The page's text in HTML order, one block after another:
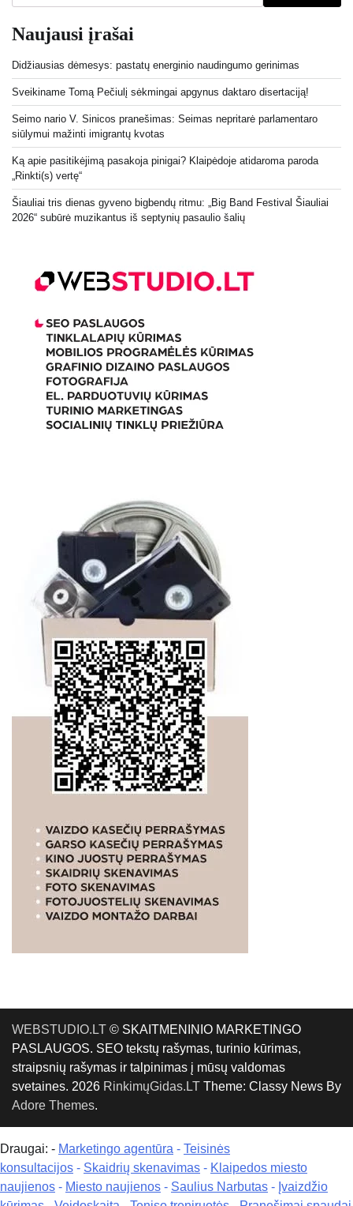
Naujausi įrašai
Didžiausias dėmesys: pastatų energinio naudingumo gerinimas
Sveikiname Tomą Pečiulį sėkmingai apgynus daktaro disertaciją!
Seimo nario V. Sinicos pranešimas: Seimas nepritarė parlamentaro
siūlymui mažinti imigrantų kvotas
Ką apie pasitikėjimą pasakoja pinigai? Klaipėdoje atidaroma paroda
„Rinkti(s) vertę“
Šiauliai tris dienas gyveno bigbendų ritmu: „Big Band Festival Šiauliai
2026“ subūrė muzikantus iš septynių pasaulio šalių
WEBSTUDIO.LT © SKAITMENINIO MARKETINGO
PASLAUGOS. SEO tekstų rašymas, turinio kūrimas,
straipsnių rašymas ir talpinimas į mūsų valdomas
svetaines. 2026 RinkimųGidas.LT Theme: Classy News By
Adore Themes.
Draugai: - Marketingo agentūra - Teisinės
konsultacijos - Skaidrių skenavimas - Klaipedos miesto
naujienos - Miesto naujienos - Saulius Narbutas - Įvaizdžio